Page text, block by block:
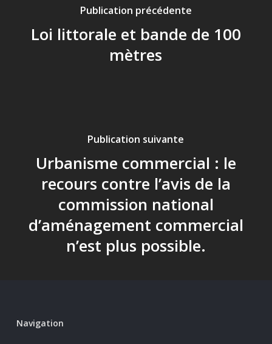
Publication précédente
Loi littorale et bande de 100
mètres
Publication suivante
Urbanisme commercial : le
recours contre l’avis de la
commission national
d’aménagement commercial
n’est plus possible.
Navigation